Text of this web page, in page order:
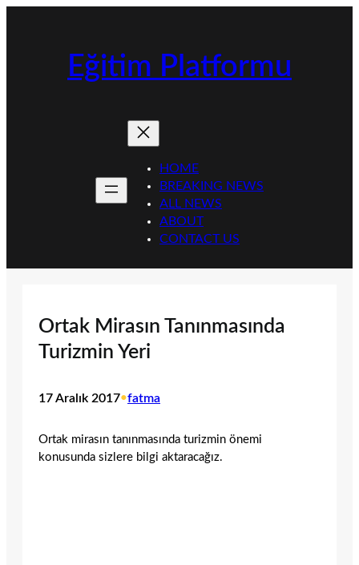
Eğitim Platformu
HOME
BREAKING NEWS
ALL NEWS
ABOUT
CONTACT US
Ortak Mirasın Tanınmasında
Turizmin Yeri
17 Aralık 2017•fatma
Ortak mirasın tanınmasında turizmin önemi
konusunda sizlere bilgi aktaracağız.